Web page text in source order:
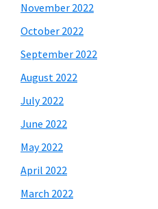
November 2022
October 2022
September 2022
August 2022
July 2022
June 2022
May 2022
April 2022
March 2022